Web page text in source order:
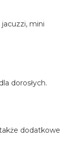
mini
dorosłych.
dodatkowe